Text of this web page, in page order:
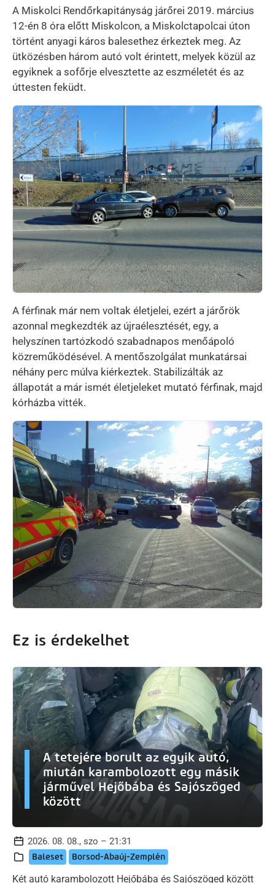
A Miskolci Rendőrkapitányság járőrei 2019. március
12-én 8 óra előtt Miskolcon, a Miskolctapolcai úton
történt anyagi káros balesethez érkeztek meg. Az
ütközésben három autó volt érintett, melyek közül az
egyiknek a sofőrje elvesztette az eszméletét és az
úttesten feküdt.
Kép
A férfinak már nem voltak életjelei, ezért a járőrök
azonnal megkezdték az újraélesztését, egy, a
helyszínen tartózkodó szabadnapos menőápoló
közreműködésével. A mentőszolgálat munkatársai
néhány perc múlva kiérkeztek. Stabilizálták az
állapotát a már ismét életjeleket mutató férfinak, majd
kórházba vitték.
Kép
Ez is érdekelhet
A tetejére borult az egyik autó,
miután karambolozott egy másik
járművel Hejőbába és Sajószöged
között
2026. 08. 08., szo – 21:31
Baleset Borsod-Abaúj-Zemplén
Két autó karambolozott Hejőbába és Sajószöged között